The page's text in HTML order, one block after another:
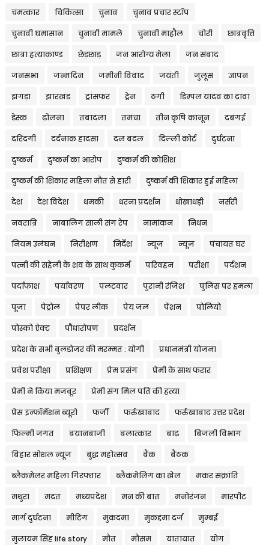
चमत्कार चिकित्सा चुनाव चुनाव प्रचार स्टॉप
चुनावी घमासान चुनावी मामले चुनावी माहौल चोरी छात्रवृत्ति
छात्रा हत्याकाण्ड छेड़छाड़ जन आरोग्य मेला जन संबाद
जनसभा जन्मदिन जमीनी विवाद जयंती जुलूस ज्ञापन
झगड़ा झारखंड ट्रांसफर ट्रेन ठगी डिम्पल यादव का दावा
डेस्क ढोलना तबादला तमंचा तीन कृषि कानून दबंगई
दरिंदगी दर्दनाक हादसा दल बदल दिल्ली कोर्ट दुर्घटना
दुष्कर्म दुष्कर्म का आरोप दुष्कर्म की कोशिश
दुष्कर्म की शिकार महिला मौत से हारी दुष्कर्म की शिकार हुई महिला
देश देश विदेश धमकी धरना प्रदर्शन धोखाधड़ी नर्सरी
नवरात्रि नाबालिग साली संग रेप नामांकन निधन
नियम उलंघन निरीक्षण निर्देश न्यूज न्यूज़ पंचायत घर
पत्नी की सहेली के शव के साथ कुकर्म परिवहन परीक्षा पर्दशन
पर्दाफाश पर्यावरण पलटवार पुरानी रंजिश पुलिस पर हमला
पूजा पेट्रोल पेपर लीक पेय जल पेंशन पोलियो
पोस्को ऐक्ट पौधारोपण प्रदर्शन
प्रदेश के सभी बुलडोजर की मरम्मत : योगी प्रधानमंत्री योजना
प्रवेश परीक्षा प्रशिक्षण प्रेम प्रसंग प्रेमी के साथ फरार
प्रेमी ने किया मजबूर प्रेमी संग मिल पति की हत्या
प्रेस इन्फॉर्मेशन ब्यूरो फर्जी फर्रुखाबाद फर्रुखाबाद उत्तर प्रदेश
फिल्मी जगत बयानबाजी बलात्कार बाढ़ बिजली विभाग
बिहार सोशल न्यूज बुद्ध महोत्सव बैंक बैठक
ब्लैकमेलर महिला गिरफ्तार ब्लैकमेलिंग का खेल मकर संक्रांति
मथुरा मदत मध्यप्रदेश मन की बात मनोरंजन मारपीट
मार्ग दुर्घटना मीटिंग मुकदमा मुकद्दमा दर्ज मुम्बई
मुलायम सिंह life story मौत मौसम यातायात योग